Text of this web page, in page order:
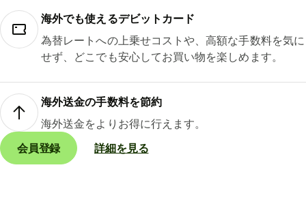
海外でも使えるデビットカード
為替レートへの上乗せコストや、高額な手数料を気に
せず、どこでも安心してお買い物を楽しめます。
海外送金の手数料を節約
海外送金をよりお得に行えます。
会員登録
詳細を見る